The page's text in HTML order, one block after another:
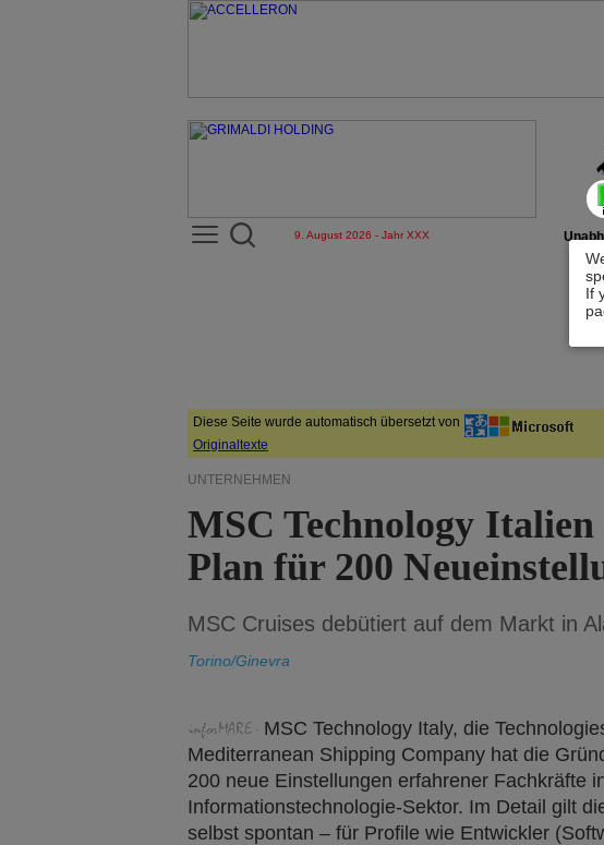
If
9. August 2026 - Jahr XXX
Diese Seite wurde automatisch übersetzt von
Originaltexte
UNTERNEHMEN
MSC Technology Italien
Plan für 200
MSC Cruises debütiert auf dem Markt in
Torino/Ginevra
MSC Technology Italy, die
Mediterranean Shipping Company hat die
200 neue Einstellungen erfahrener Fachkräfte
Informationstechnologie-Sektor. Im Detail gilt
selbst spontan – für Profile wie Entwickler